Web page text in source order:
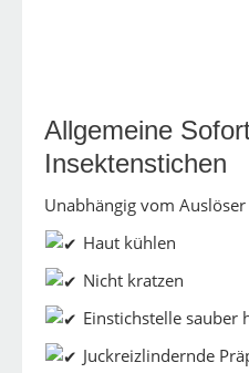
Allgemeine
Insektenstichen
Unabhängig vom
Haut kühlen
Nicht kratzen
Einstichstelle sauber
Juckreizlindernde